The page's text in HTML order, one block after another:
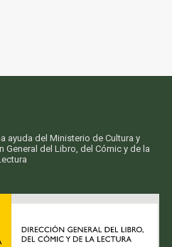
ayuda del Ministerio de Cultura y
General del Libro, del Cómic y de la